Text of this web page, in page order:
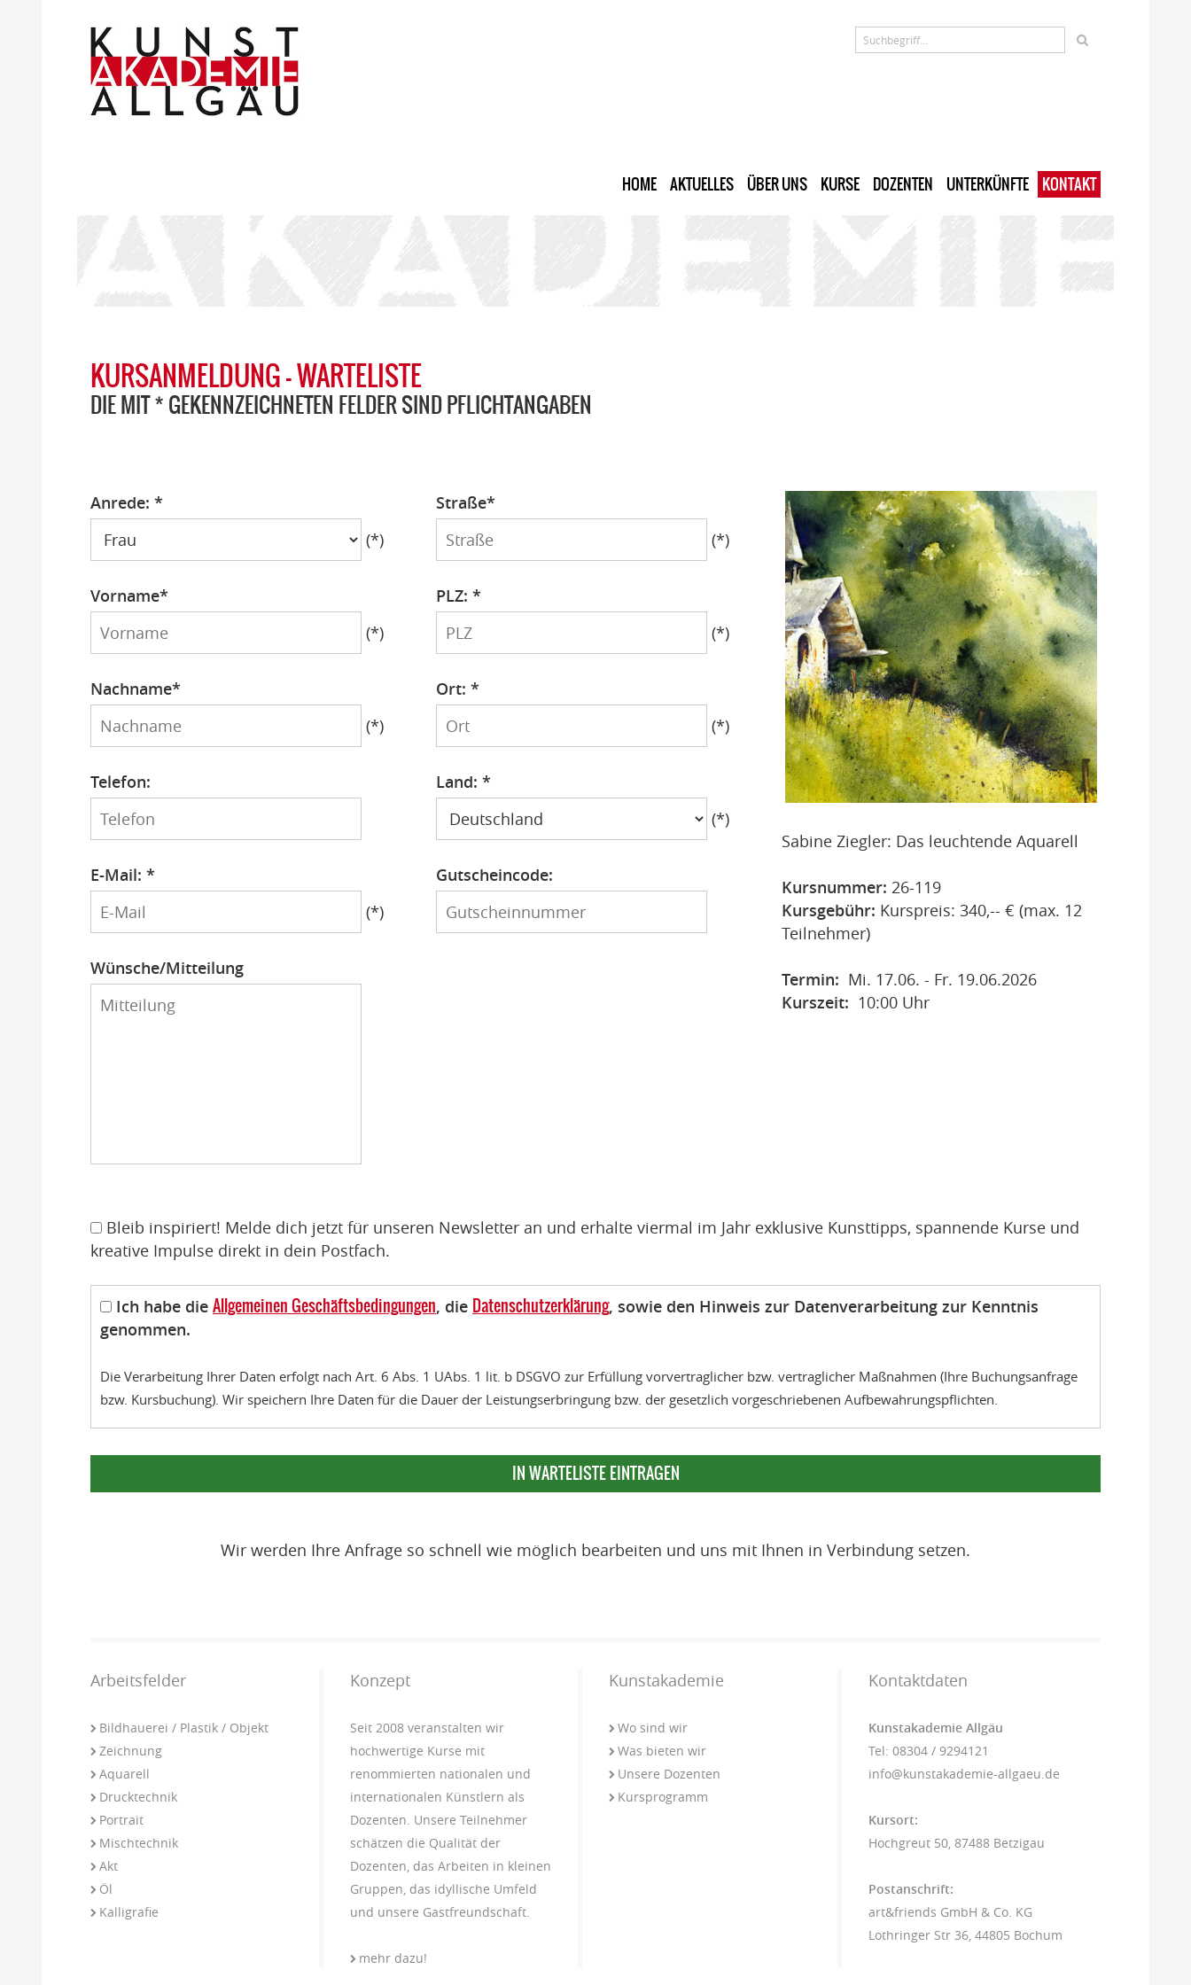
HOME AKTUELLES ÜBER UNS KURSE DOZENTEN UNTERKÜNFTE KONTAKT
KURSANMELDUNG - WARTELISTE
DIE MIT * GEKENNZEICHNETEN FELDER SIND PFLICHTANGABEN
Anrede: *
Anrede
(*)
Vorname*
Vorname
(*)
Nachname*
Nachname
(*)
Telefon:
Telefon
E-Mail: *
E-
Mail
(*)
Wünsche/Mitteilung
Mitteilung
Straße*
Straße
(*)
PLZ: *
PLZ
(*)
Ort: *
Ort
(*)
Land: *
Land
(*)
Gutscheincode:
Gutscheinnummer
Sabine Ziegler: Das leuchtende Aquarell
Kursnummer: 26-119
Kursgebühr: Kurspreis: 340,-- € (max. 12
Teilnehmer)
Termin: Mi. 17.06. - Fr. 19.06.2026
Kurszeit: 10:00 Uhr
Bleib inspiriert! Melde dich jetzt für unseren Newsletter an und erhalte viermal im Jahr exklusive Kunsttipps, spannende Kurse und
kreative Impulse direkt in dein Postfach.
Ich habe die Allgemeinen Geschäftsbedingungen, die Datenschutzerklärung, sowie den Hinweis zur Datenverarbeitung zur Kenntnis
genommen.
Die Verarbeitung Ihrer Daten erfolgt nach Art. 6 Abs. 1 UAbs. 1 lit. b DSGVO zur Erfüllung vorvertraglicher bzw. vertraglicher Maßnahmen (Ihre Buchungsanfrage
bzw. Kursbuchung). Wir speichern Ihre Daten für die Dauer der Leistungserbringung bzw. der gesetzlich vorgeschriebenen Aufbewahrungspflichten.
Wir werden Ihre Anfrage so schnell wie möglich bearbeiten und uns mit Ihnen in Verbindung setzen.
Arbeitsfelder
Bildhauerei / Plastik / Objekt
Zeichnung
Aquarell
Drucktechnik
Portrait
Mischtechnik
Akt
Öl
Kalligrafie
Konzept
Seit 2008 veranstalten wir
hochwertige Kurse mit
renommierten nationalen und
internationalen Künstlern als
Dozenten. Unsere Teilnehmer
schätzen die Qualität der
Dozenten, das Arbeiten in kleinen
Gruppen, das idyllische Umfeld
und unsere Gastfreundschaft.
mehr dazu!
Kunstakademie
Wo sind wir
Was bieten wir
Unsere Dozenten
Kursprogramm
Kontaktdaten
Kunstakademie Allgäu
Tel: 08304 / 9294121
info@kunstakademie-allgaeu.de
Kursort:
Hochgreut 50, 87488 Betzigau
Postanschrift:
art&friends GmbH & Co. KG
Lothringer Str 36, 44805 Bochum